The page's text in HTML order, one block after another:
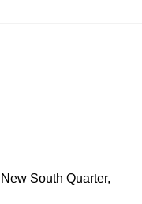
South Quarter,